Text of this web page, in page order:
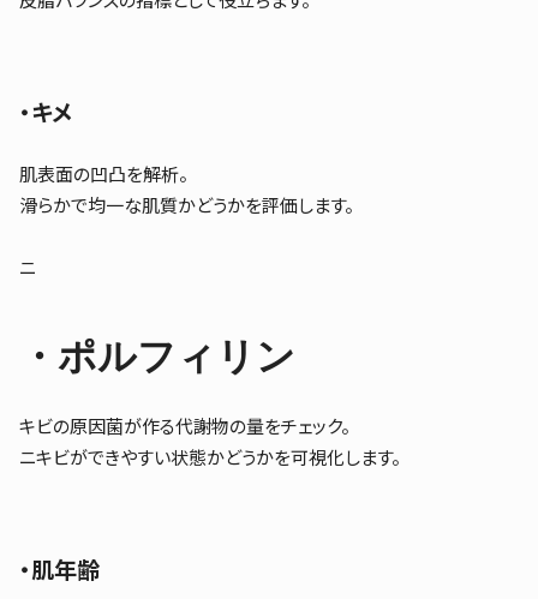
・キメ
肌表面の凹凸を解析。
滑らかで均一な肌質かどうかを評価します。
ニ
・ポルフィリン
キビの原因菌が作る代謝物の量をチェック。
ニキビができやすい状態かどうかを可視化します。
・肌年齢